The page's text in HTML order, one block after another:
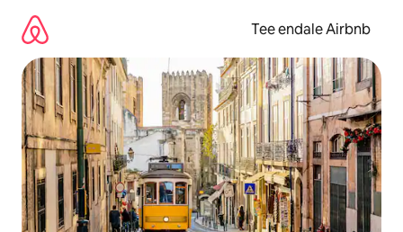
juurde
Tee endale Airbnb